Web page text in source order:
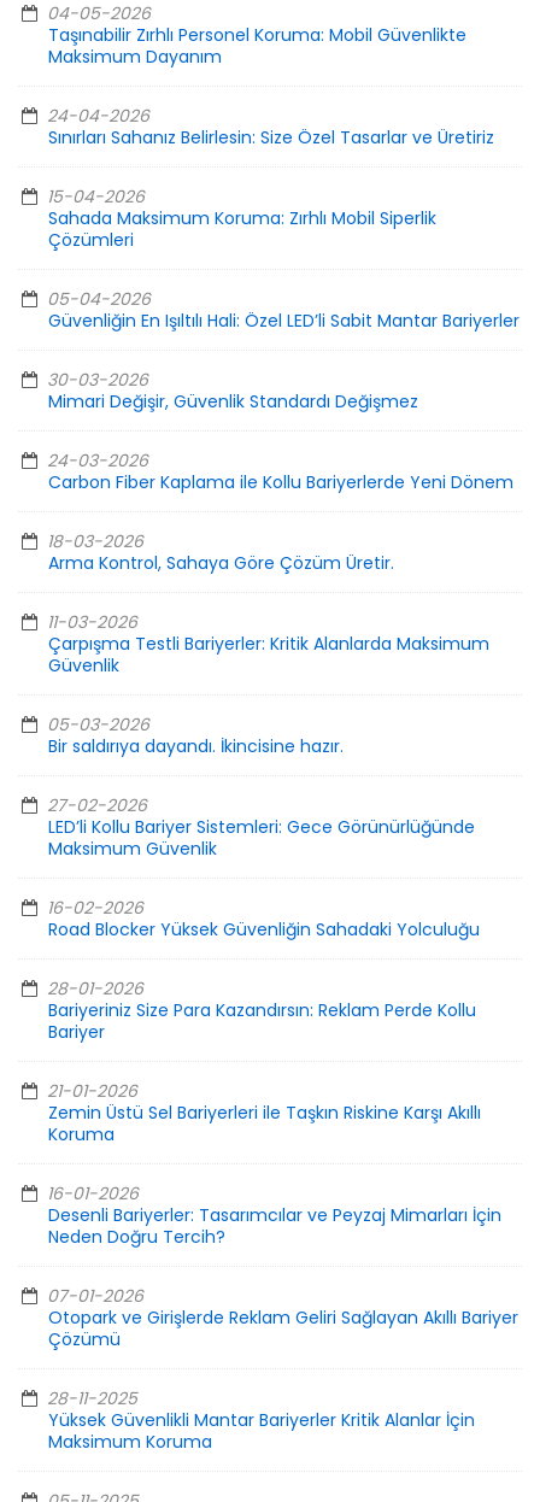
04-05-2026
Taşınabilir Zırhlı Personel Koruma: Mobil Güvenlikte
Maksimum Dayanım
24-04-2026
Sınırları Sahanız Belirlesin: Size Özel Tasarlar ve Üretiriz
15-04-2026
Sahada Maksimum Koruma: Zırhlı Mobil Siperlik
Çözümleri
05-04-2026
Güvenliğin En Işıltılı Hali: Özel LED’li Sabit Mantar Bariyerler
30-03-2026
Mimari Değişir, Güvenlik Standardı Değişmez
24-03-2026
Carbon Fiber Kaplama ile Kollu Bariyerlerde Yeni Dönem
18-03-2026
Arma Kontrol, Sahaya Göre Çözüm Üretir.
11-03-2026
Çarpışma Testli Bariyerler: Kritik Alanlarda Maksimum
Güvenlik
05-03-2026
Bir saldırıya dayandı. İkincisine hazır.
27-02-2026
LED’li Kollu Bariyer Sistemleri: Gece Görünürlüğünde
Maksimum Güvenlik
16-02-2026
Road Blocker Yüksek Güvenliğin Sahadaki Yolculuğu
28-01-2026
Bariyeriniz Size Para Kazandırsın: Reklam Perde Kollu
Bariyer
21-01-2026
Zemin Üstü Sel Bariyerleri ile Taşkın Riskine Karşı Akıllı
Koruma
16-01-2026
Desenli Bariyerler: Tasarımcılar ve Peyzaj Mimarları İçin
Neden Doğru Tercih?
07-01-2026
Otopark ve Girişlerde Reklam Geliri Sağlayan Akıllı Bariyer
Çözümü
28-11-2025
Yüksek Güvenlikli Mantar Bariyerler Kritik Alanlar İçin
Maksimum Koruma